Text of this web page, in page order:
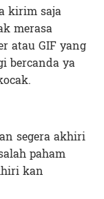
kirim saja
merasa
atau GIF yang
bercanda ya
segera akhiri
paham
kan